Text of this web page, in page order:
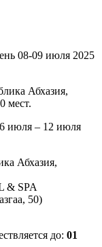
08-09 июля 2025
Абхазия,
мест.
июля – 12 июля
Абхазия,
& SPA
50)
до: 01